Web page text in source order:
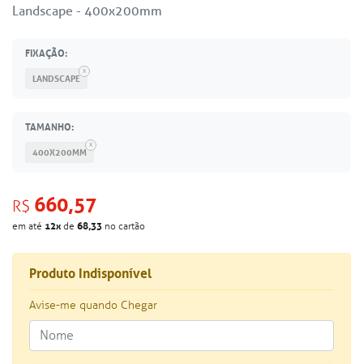
Landscape - 400x200mm
FIXAÇÃO:
LANDSCAPE
TAMANHO:
400X200MM
R$ 660,57
em até 12x de 68,33 no cartão
Produto Indisponível
Avise-me quando Chegar